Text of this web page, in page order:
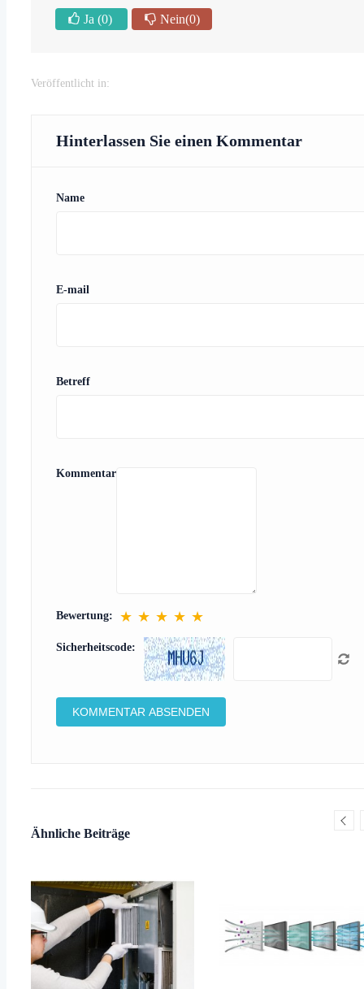
Ja (0) Nein(0)
Veröffentlicht in:
Hinterlassen Sie einen Kommentar
Name
E-mail
Betreff
Kommentar
Bewertung: ★ ★ ★ ★ ★
Sicherheitscode:
Ähnliche Beiträge